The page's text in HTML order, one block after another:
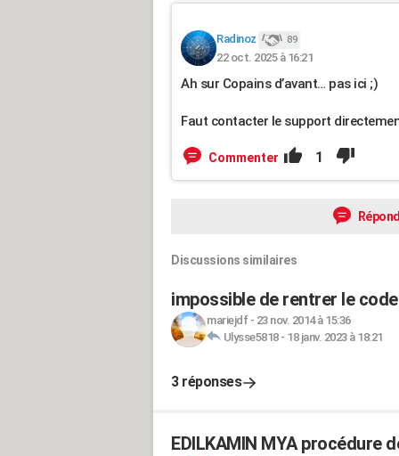
Radinoz 89
22 oct. 2025 à 16:21
Ah sur Copains d’avant… pas ici ;)
Faut contacter le support
Commenter 1
Discussions similaires
impossible de rentrer le
mariejdf- 23 nov. 2014 à 15:36
Ulysse5818- 18 janv. 2023 à 18:21
3 réponses
EDILKAMIN MYA procédure